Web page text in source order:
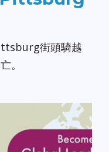
街頭騎越
。